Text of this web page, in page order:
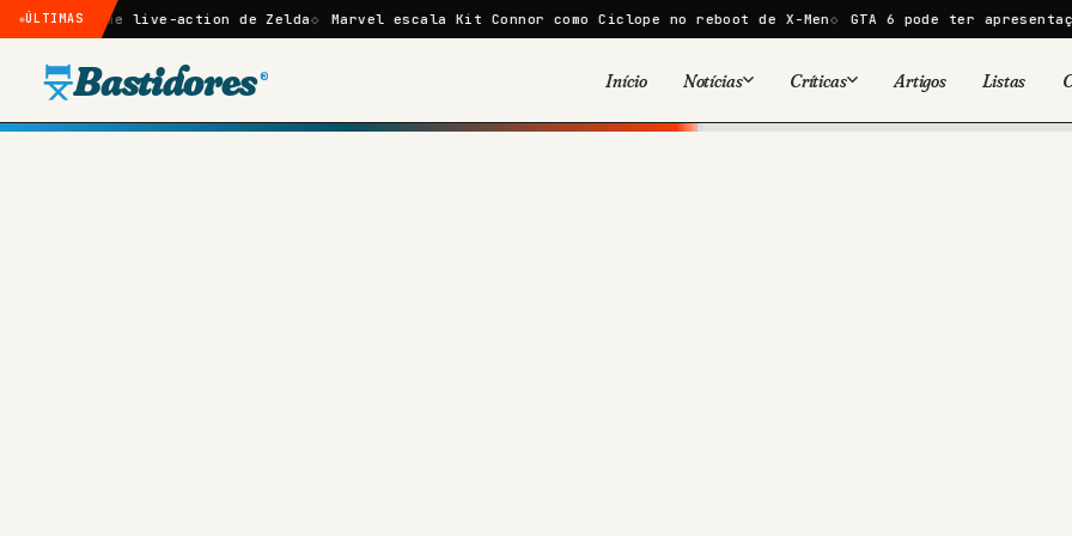
ÚLTIMAS
live-action de Zelda Marvel escala Kit Connor como Ciclope no reboot de X-Men GTA 6 pode ter apresentação de 30
Bastidores ® Início Notícias
Viral
Críticas Artigos Listas